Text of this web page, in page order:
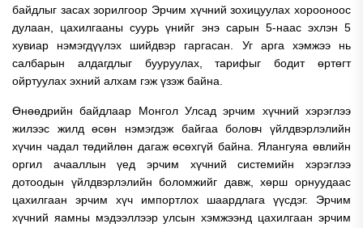
байдлыг засах зорилгоор Эрчим хүчний зохицуулах хорооноос
дулаан, цахилгааны суурь үнийг энэ сарын 5-наас эхлэн 5
хувиар нэмэгдүүлэх шийдвэр гаргасан. Уг арга хэмжээ нь
салбарын алдагдлыг бууруулах, тарифыг бодит өртөгт
ойртуулах эхний алхам гэж үзэж байна.
Өнөөдрийн байдлаар Монгол Улсад эрчим хүчний хэрэглээ
жилээс жилд өсөн нэмэгдэж байгаа боловч үйлдвэрлэлийн
хүчин чадал төдийлөн дагаж өсөхгүй байна. Ялангуяа өвлийн
оргил ачааллын үед эрчим хүчний системийн хэрэглээ
дотоодын үйлдвэрлэлийн боломжийг давж, хөрш орнуудаас
цахилгаан эрчим хүч импортлох шаардлага үүсдэг. Эрчим
хүчний яамны мэдээллээр улсын хэмжээнд цахилгаан эрчим